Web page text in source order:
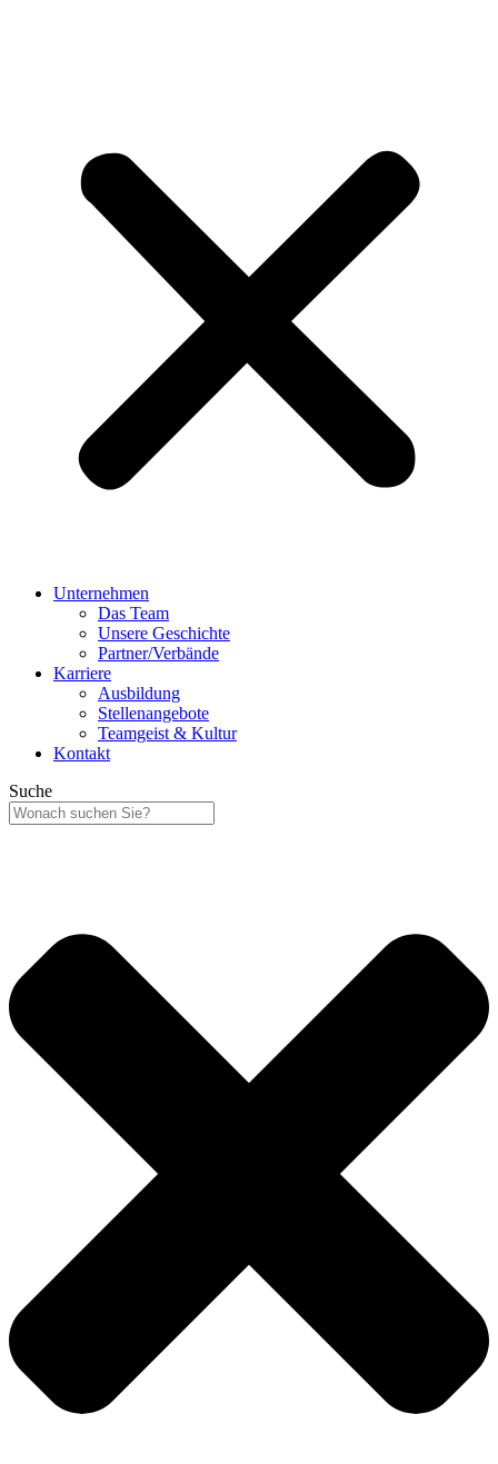
Unternehmen
Das Team
Unsere Geschichte
Partner/Verbände
Karriere
Ausbildung
Stellenangebote
Teamgeist & Kultur
Kontakt
Suche